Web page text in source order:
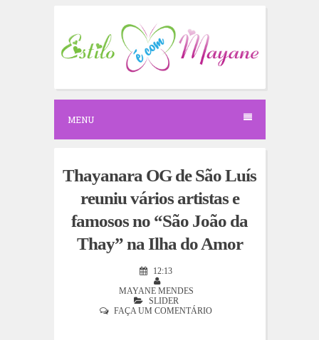
c
o
e
MENU
Thayanara OG de São Luís
reuniu vários artistas e
famosos no “São João da
Thay” na Ilha do Amor
12:13
MAYANE MENDES
SLIDER
FAÇA UM COMENTÁRIO